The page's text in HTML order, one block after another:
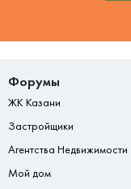
Форумы
ЖК Казани
Застройщики
Агентства Недвижимости
Мой дом